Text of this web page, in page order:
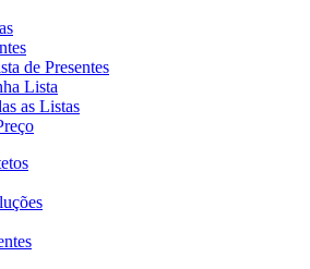
de Presentes
Lista
as Listas